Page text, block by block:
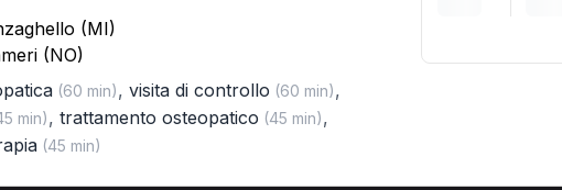
(MI)
(NO)
(60 min), visita di controllo (60 min),
min), trattamento osteopatico (45 min),
(45 min)